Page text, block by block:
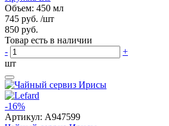
Объем: 450 мл
745 руб. /шт
850 руб.
Товар есть в наличии
-
+
шт
-16%
Артикул: A947599